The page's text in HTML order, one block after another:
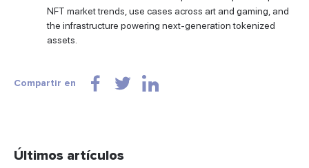
NFT market trends, use cases across art and gaming, and
the infrastructure powering next-generation tokenized
assets.
Compartir en
Últimos artículos